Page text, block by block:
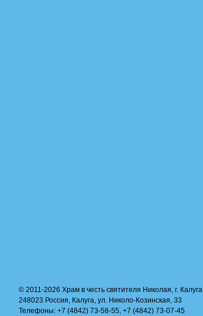
© 2011-2026 Храм в честь святителя Николая, г. Калуга
248023 Россия, Калуга, ул. Николо-Козинская, 33
Телефоны: +7 (4842) 73-58-55, +7 (4842) 73-07-45